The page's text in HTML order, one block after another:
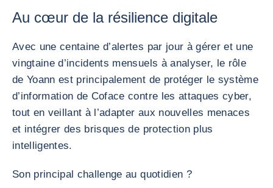
Au cœur de la résilience digitale
Avec une centaine d’alertes par jour à gérer et une
vingtaine d’incidents mensuels à analyser, le rôle
de Yoann est principalement de protéger le système
d’information de Coface contre les attaques cyber,
tout en veillant à l’adapter aux nouvelles menaces
et intégrer des brisques de protection plus
intelligentes.
Son principal challenge au quotidien ?